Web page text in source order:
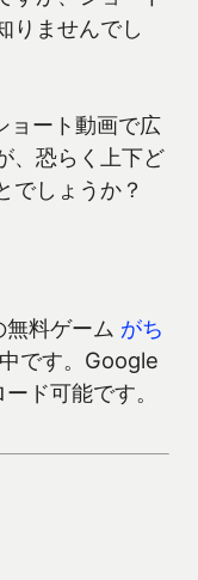
りませんでし
ョート動画で広
、恐らく上下ど
でしょうか？
料ゲーム がち
です。Google
ド可能です。